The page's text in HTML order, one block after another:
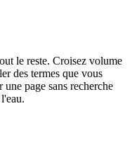
le reste. Croisez volume
des termes que vous
page sans recherche